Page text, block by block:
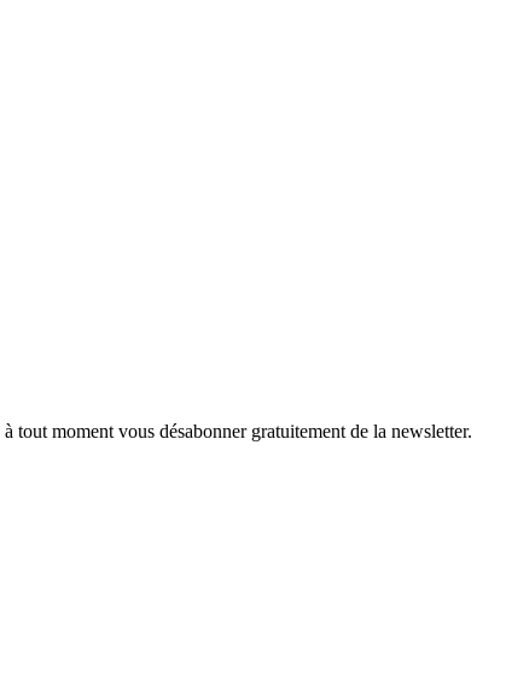
tout moment vous désabonner gratuitement de la newsletter.